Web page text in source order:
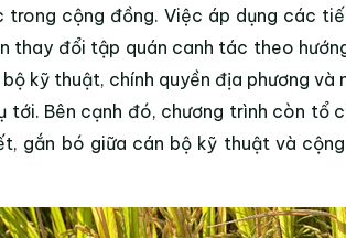
cộng đồng. Việc áp dụng các
thay đổi tập quán canh tác theo
kỹ thuật, chính quyền địa phương và
tới. Bên cạnh đó, chương trình còn tổ
gắn bó giữa cán bộ kỹ thuật và